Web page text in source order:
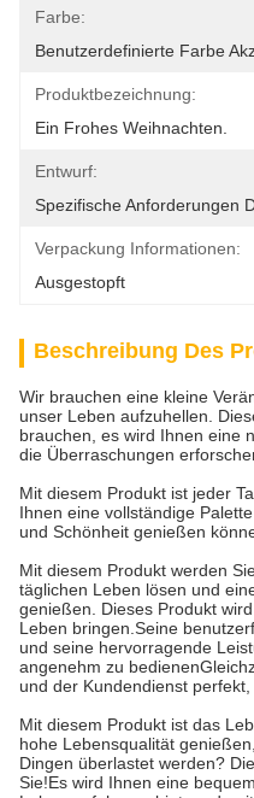
Farbe:
Benutzerdefinierte Farbe
Produktbezeichnung:
Ein Frohes Weihnachten.
Entwurf:
Spezifische Anforderungen
Verpackung Informationen:
Ausgestopft
Beschreibung Des
Wir brauchen eine kleine
unser Leben aufzuhellen.
brauchen, es wird Ihnen eine
die Überraschungen
Mit diesem Produkt ist jeder
Ihnen eine vollständige
und Schönheit genießen
Mit diesem Produkt werden
täglichen Leben lösen und
genießen. Dieses Produkt
Leben bringen.Seine
und seine hervorragende
angenehm zu
und der Kundendienst
Mit diesem Produkt ist das
hohe Lebensqualität
Dingen überlastet werden?
Sie!Es wird Ihnen eine